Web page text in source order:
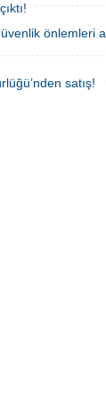
önlemleri
satış!